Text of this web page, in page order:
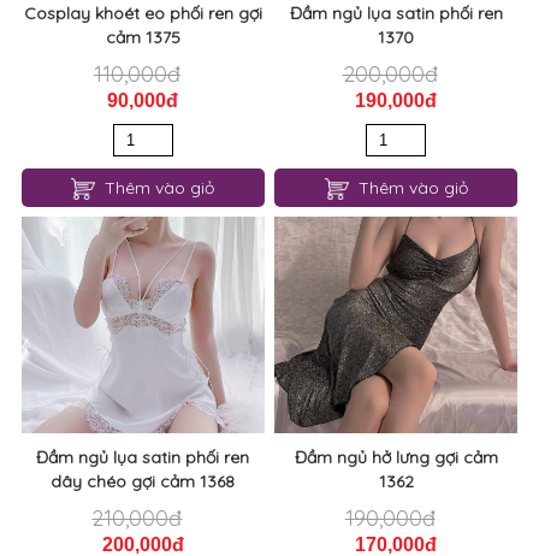
Cosplay khoét eo phối ren gợi
cảm 1375
110,000đ
90,000đ
Thêm vào giỏ
Đầm ngủ lụa satin phối ren
1370
200,000đ
190,000đ
Thêm vào giỏ
Đầm ngủ lụa satin phối ren
dây chéo gợi cảm 1368
210,000đ
200,000đ
Đầm ngủ hở lưng gợi cảm
1362
190,000đ
170,000đ